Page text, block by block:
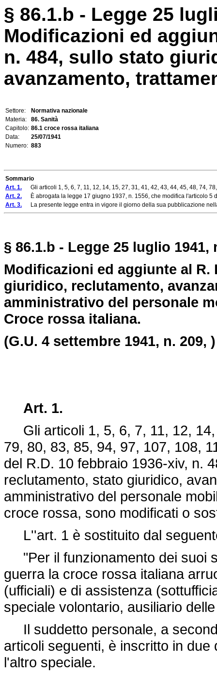
§ 86.1.b - Legge 25
Modificazioni ed
n. 484, sullo stato
avanzamento,
Settore:
Normativa nazionale
Materia:
86. Sanità
Capitolo: 86.1 croce rossa italiana
Data:
25/07/1941
Numero: 883
Sommario
Art. 1. Gli articoli 1, 5, 6, 7, 11, 12, 14, 15, 27, 31, 41, 42, 43, 44, 45, 48, 74,
Art. 2. È abrogata la legge 17 giugno 1937, n. 1556, che modifica l'articolo 5
Art. 3. La presente legge entra in vigore il giorno della sua pubblicazione
§ 86.1.b - Legge 25 luglio 1941,
Modificazioni ed aggiunte al R.
giuridico, reclutamento,
amministrativo del personale
Croce rossa italiana.
(G.U. 4 settembre 1941, n. 209, )
Art. 1.
Gli articoli 1, 5, 6, 7, 11, 12, 14,
79, 80, 83, 85, 94, 97, 107, 108,
del R.D. 10 febbraio 1936-xiv, n.
reclutamento, stato giuridico,
amministrativo del personale
croce rossa, sono modificati o
L''art. 1 è sostituito dal
"Per il funzionamento dei suoi
guerra la croce rossa italiana
(ufficiali) e di assistenza
speciale volontario, ausiliario
Il suddetto personale, a
articoli seguenti, è inscritto in
l'altro speciale.